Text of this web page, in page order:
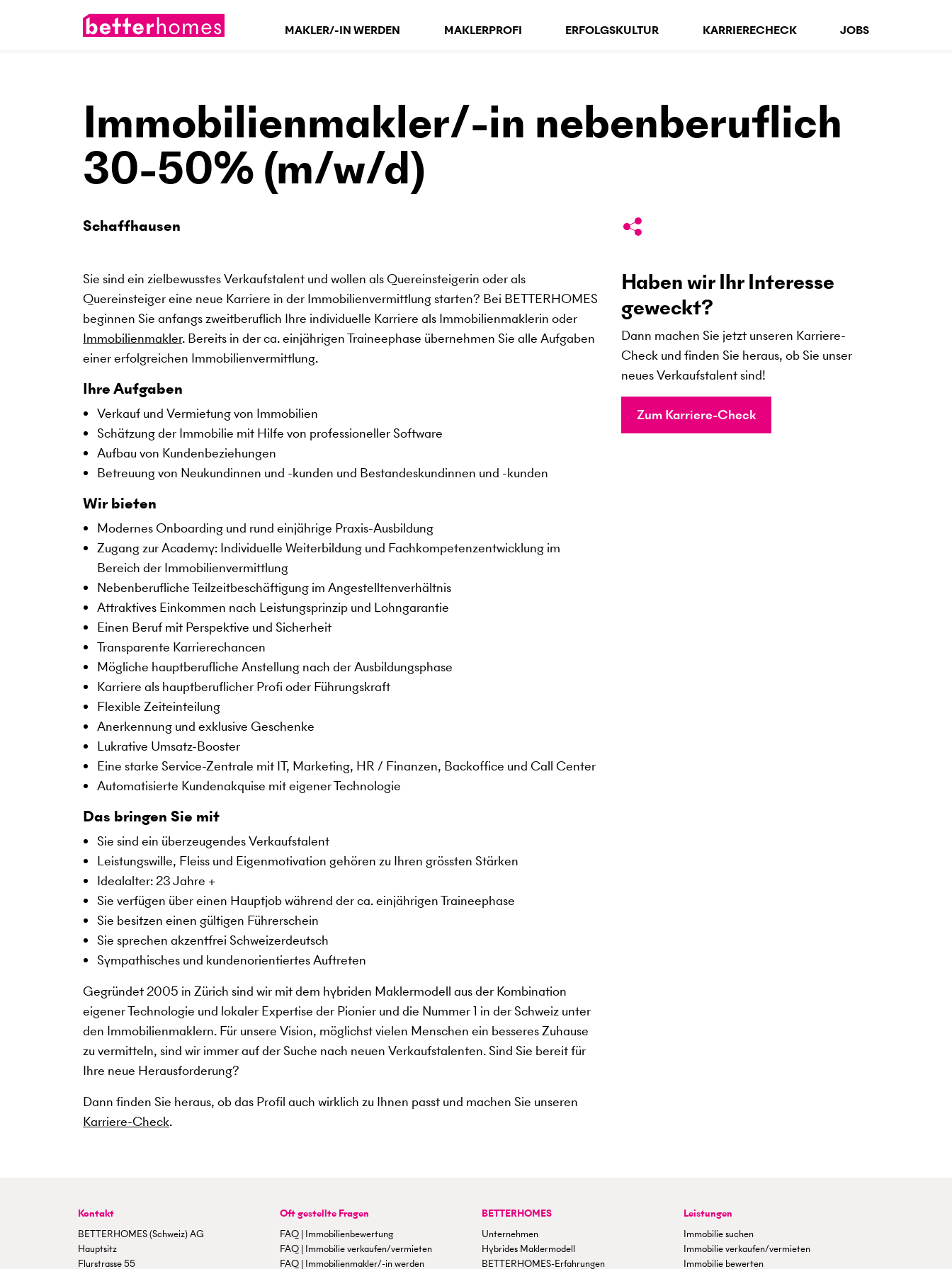
MAKLER/-IN WERDEN MAKLERPROFI ERFOLGSKULTUR KARRIERECHECK JOBS
Immobilienmakler/-in nebenberuflich
30-50% (m/w/d)
Schaffhausen
Sie sind ein zielbewusstes Verkaufstalent und wollen als Quereinsteigerin oder als
Quereinsteiger eine neue Karriere in der Immobilienvermittlung starten? Bei BETTERHOMES
beginnen Sie anfangs zweitberuflich Ihre individuelle Karriere als Immobilienmaklerin oder
Immobilienmakler. Bereits in der ca. einjährigen Traineephase übernehmen Sie alle Aufgaben
einer erfolgreichen Immobilienvermittlung.
Ihre Aufgaben
Verkauf und Vermietung von Immobilien
Schätzung der Immobilie mit Hilfe von professioneller Software
Aufbau von Kundenbeziehungen
Betreuung von Neukundinnen und -kunden und Bestandeskundinnen und -kunden
Wir bieten
Modernes Onboarding und rund einjährige Praxis-Ausbildung
Zugang zur Academy: Individuelle Weiterbildung und Fachkompetenzentwicklung im
Bereich der Immobilienvermittlung
Nebenberufliche Teilzeitbeschäftigung im Angestelltenverhältnis
Attraktives Einkommen nach Leistungsprinzip und Lohngarantie
Einen Beruf mit Perspektive und Sicherheit
Transparente Karrierechancen
Mögliche hauptberufliche Anstellung nach der Ausbildungsphase
Karriere als hauptberuflicher Profi oder Führungskraft
Flexible Zeiteinteilung
Anerkennung und exklusive Geschenke
Lukrative Umsatz-Booster
Eine starke Service-Zentrale mit IT, Marketing, HR / Finanzen, Backoffice und Call Center
Automatisierte Kundenakquise mit eigener Technologie
Das bringen Sie mit
Sie sind ein überzeugendes Verkaufstalent
Leistungswille, Fleiss und Eigenmotivation gehören zu Ihren grössten Stärken
Idealalter: 23 Jahre +
Sie verfügen über einen Hauptjob während der ca. einjährigen Traineephase
Sie besitzen einen gültigen Führerschein
Sie sprechen akzentfrei Schweizerdeutsch
Sympathisches und kundenorientiertes Auftreten
Gegründet 2005 in Zürich sind wir mit dem hybriden Maklermodell aus der Kombination
eigener Technologie und lokaler Expertise der Pionier und die Nummer 1 in der Schweiz unter
den Immobilienmaklern. Für unsere Vision, möglichst vielen Menschen ein besseres Zuhause
zu vermitteln, sind wir immer auf der Suche nach neuen Verkaufstalenten. Sind Sie bereit für
Ihre neue Herausforderung?
Dann finden Sie heraus, ob das Profil auch wirklich zu Ihnen passt und machen Sie unseren
Karriere-Check.
Haben wir Ihr Interesse
geweckt?
Dann machen Sie jetzt unseren Karriere-
Check und finden Sie heraus, ob Sie unser
neues Verkaufstalent sind!
Zum Karriere-Check
Kontakt
BETTERHOMES (Schweiz) AG
Hauptsitz
Flurstrasse 55
Oft gestellte Fragen
FAQ | Immobilienbewertung
FAQ | Immobilie verkaufen/vermieten
FAQ | Immobilienmakler/-in werden
BETTERHOMES
Unternehmen
Hybrides Maklermodell
BETTERHOMES-Erfahrungen
Leistungen
Immobilie suchen
Immobilie verkaufen/vermieten
Immobilie bewerten